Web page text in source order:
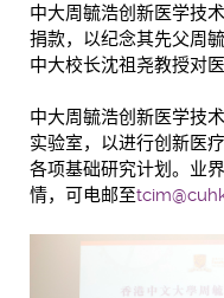
中大周毓浩创新医学技
捐款，以纪念其先父周
中大校长沈祖尧教授对
中大周毓浩创新医学技
实验室，以进行创新医
各项基础研究计划。业
情，可电邮至